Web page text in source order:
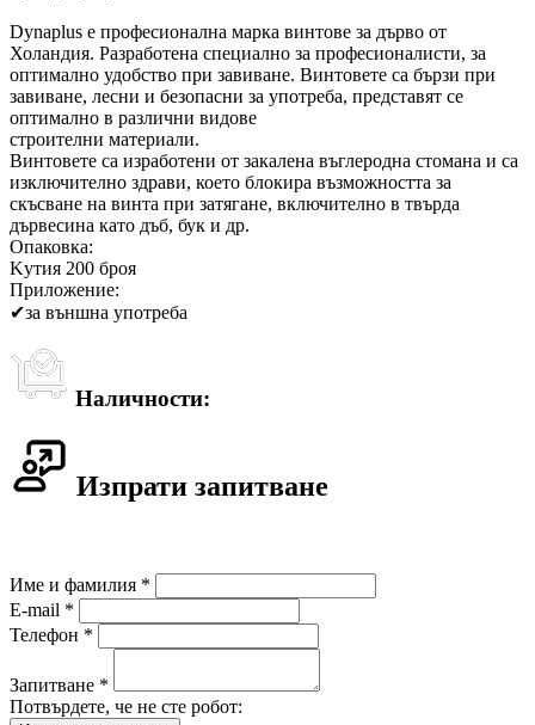
Dynaplus е професионална марка винтове за дърво от
Холандия. Разработена специално за професионалисти, за
оптимално удобство при завиване. Винтовете са бързи при
завиване, лесни и безопасни за употреба, представят се
оптимално в различни видове
строителни материали.
Винтовете са изработени от закалена въглеродна стомана и са
изключително здрави, което блокира възможността за
скъсване на винта при затягане, включително в твърда
дървесина като дъб, бук и др.
Опаковка:
Kутия 200 броя
Приложение:
✔за външна употреба
Наличности:
Изпрати запитване
Име и фамилия *
E-mail *
Телефон *
Запитване *
Потвърдете, че не сте робот: